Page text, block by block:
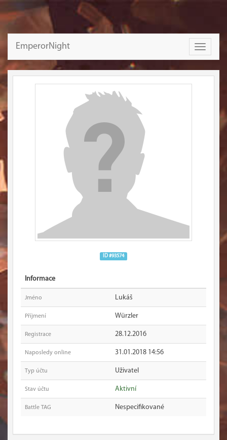
Toggle
EmperorNight
ID #93574
Informace
Jméno Lukáš
Příjmení Würzler
Registrace 28.12.2016
Naposledy online 31.01.2018 14:56
Typ účtu Uživatel
Stav účtu Aktivní
Battle TAG Nespecifikované